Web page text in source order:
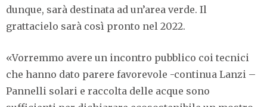
dunque, sarà destinata ad un’area verde. Il
grattacielo sarà così pronto nel 2022.
«Vorremmo avere un incontro pubblico coi tecnici
che hanno dato parere favorevole -continua Lanzi –
Pannelli solari e raccolta delle acque sono